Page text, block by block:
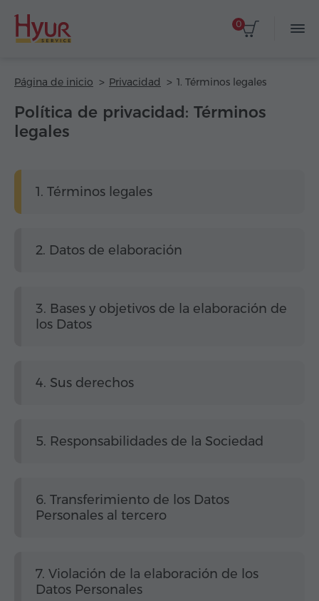
0
Página de inicio Privacidad 1. Términos legales
Política de privacidad: Términos
legales
1. Términos legales
2. Datos de elaboración
3. Bases y objetivos de la elaboración de
los Datos
4. Sus derechos
5. Responsabilidades de la Sociedad
6. Transferimiento de los Datos
Personales al tercero
7. Violación de la elaboración de los
Datos Personales